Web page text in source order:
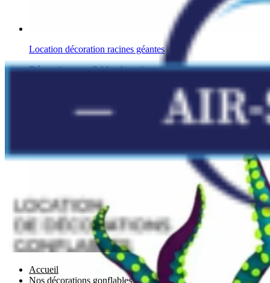
Location décoration racines géantes
Décorations gonflables Aquatiques
Accueil
Nos décorations gonflables